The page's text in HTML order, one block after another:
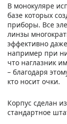
В монокуляре
базе которых
приборы. Все
линзы
эффективно
например при
что наглазник
– благодаря
кто носит очки.
Корпус сделан
стандартное